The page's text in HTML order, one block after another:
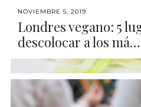
NOVIEMBRE 5, 2019
Londres vegano: 5
descolocar a los má…